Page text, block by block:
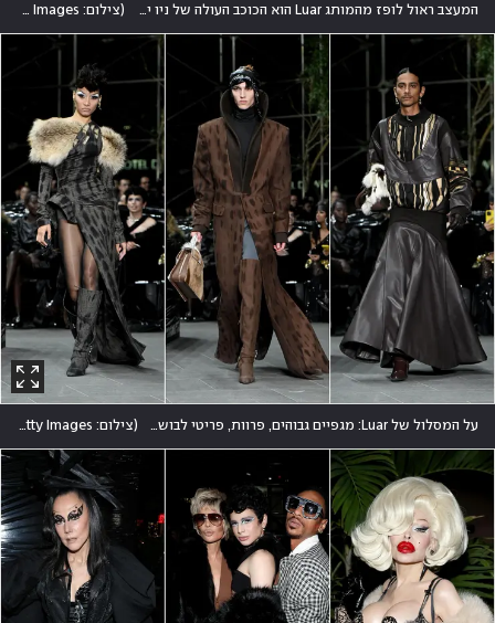
המעצב ראול לופז מהמותג Luar הוא הכוכב העולה של ניו יורק וצובר מדי עונה פופולריות בקרב מפורסמות ונשות אופנה (צילום: Noam Galai/Getty Images
על המסלול של Luar: מגפיים גבוהים, פרוות, פריטי לבוש מעור והדפס חברבורות שנראה כמו כתמי גשם (צילום: Noam Galai/Getty Images